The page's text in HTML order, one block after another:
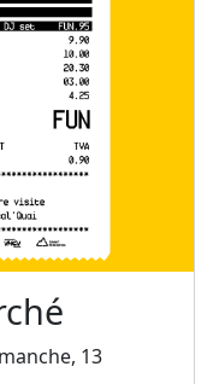
13